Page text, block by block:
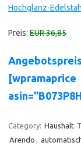
Hochglanz-
Preis: EUR 36,85
[wpramaprice
Category: Haushalt
Arendo ,